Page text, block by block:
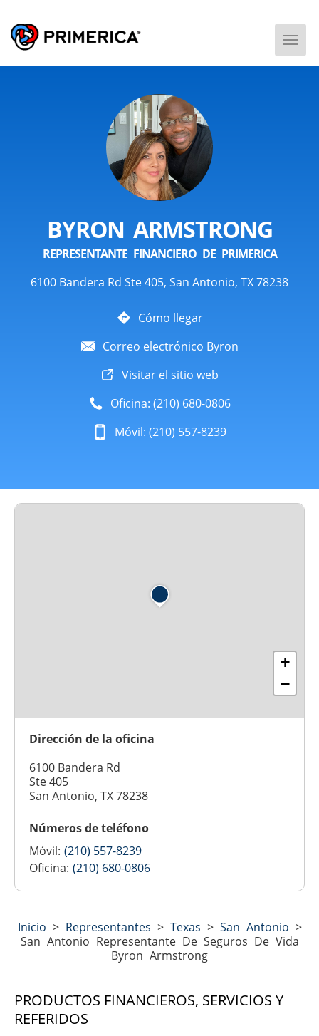
BYRON ARMSTRONG
REPRESENTANTE FINANCIERO DE PRIMERICA
6100 Bandera Rd Ste 405, San Antonio, TX 78238
Cómo llegar
Correo electrónico Byron
Visitar el sitio web
Oficina: (210) 680-0806
Móvil: (210) 557-8239
+
−
Dirección de la oficina
6100 Bandera Rd
Ste 405
San Antonio, TX 78238
Números de teléfono
Móvil: (210) 557-8239
Oficina: (210) 680-0806
Inicio > Representantes > Texas > San Antonio >
San Antonio Representante De Seguros De Vida
Byron Armstrong
PRODUCTOS FINANCIEROS, SERVICIOS Y
REFERIDOS